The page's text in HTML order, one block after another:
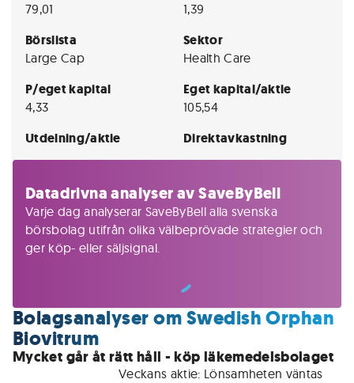
79,01 1,39
Börslista
Large Cap
Sektor
Health Care
P/eget kapital
4,33
Eget kapital/aktie
105,54
Utdelning/aktie Direktavkastning
Datadrivna analyser av SaveByBell
Varje dag analyserar SaveByBell alla svenska
börsbolag utifrån olika välbeprövade strategier och
ger köp- eller säljsignal.
Bolagsanalyser om Swedish Orphan
Biovitrum
Mycket går åt rätt håll - köp läkemedelsbolaget
För medlemmar • Veckans aktie: Lönsamheten väntas